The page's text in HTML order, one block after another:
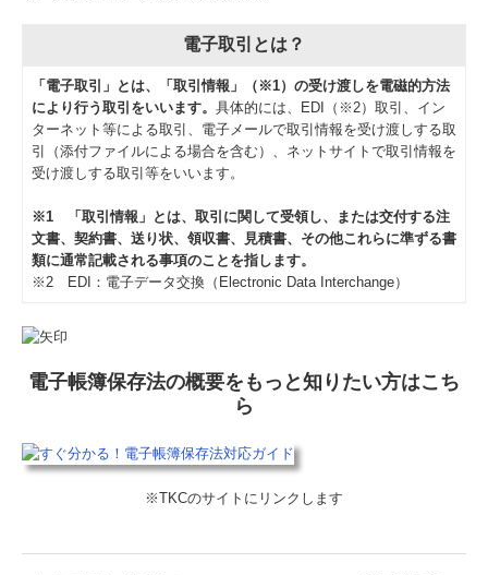
電子取引とは？
「電子取引」とは、「取引情報」（※1）の受け渡しを電磁的方法
により行う取引をいいます。 具体的には、EDI（※2）取引、イン
ターネット等による取引、電子メールで取引情報を受け渡しする取
引（添付ファイルによる場合を含む）、ネットサイトで取引情報を
受け渡しする取引等をいいます。
※1 「取引情報」とは、取引に関して受領し、または交付する注
文書、契約書、送り状、領収書、見積書、その他これらに準ずる書
類に通常記載される事項のことを指します。
※2 EDI：電子データ交換（Electronic Data Interchange）
電子帳簿保存法の概要をもっと知りたい方はこち
ら
※TKCのサイトにリンクします